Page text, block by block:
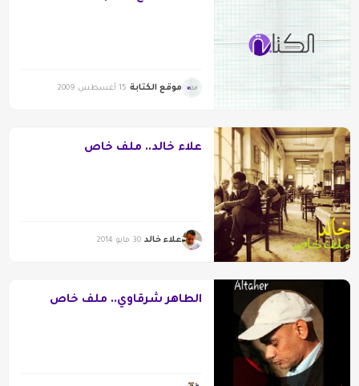
موقع الكتابة 15 أغسطس 2009
علاء خالد.. ملف خاص
علاء خالد 30 مايو 2014
الطاهر شرقاوي.. ملف خاص